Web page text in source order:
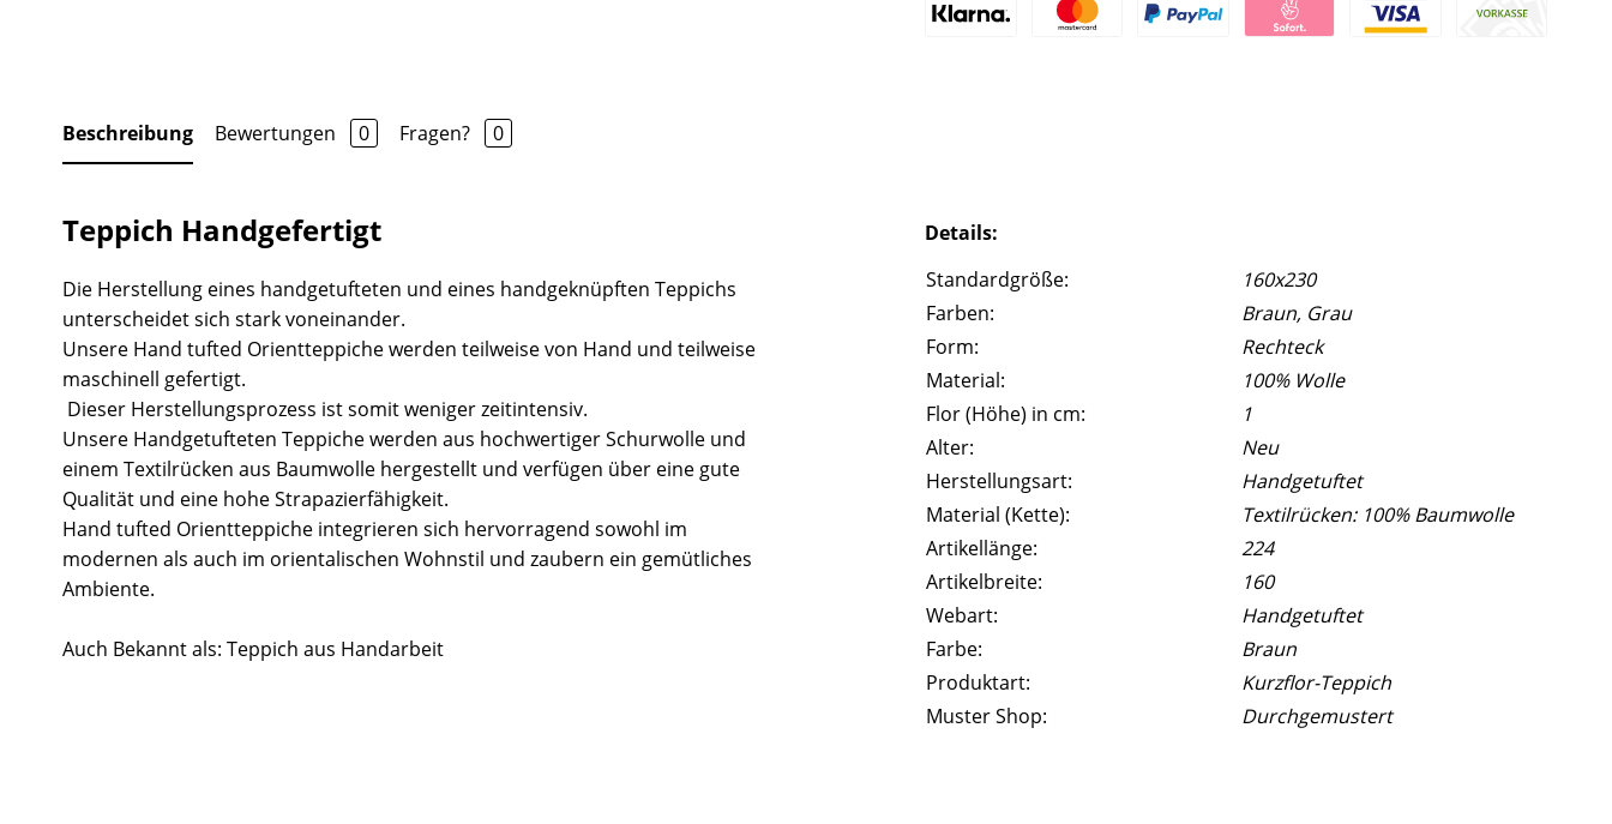
Beschreibung Bewertungen 0 Fragen? 0
Teppich Handgefertigt
Die Herstellung eines handgetufteten und eines handgeknüpften Teppichs
unterscheidet sich stark voneinander.
Unsere Hand tufted Orientteppiche werden teilweise von Hand und teilweise
maschinell gefertigt.
Dieser Herstellungsprozess ist somit weniger zeitintensiv.
Unsere Handgetufteten Teppiche werden aus hochwertiger Schurwolle und
einem Textilrücken aus Baumwolle hergestellt und verfügen über eine gute
Qualität und eine hohe Strapazierfähigkeit.
Hand tufted Orientteppiche integrieren sich hervorragend sowohl im
modernen als auch im orientalischen Wohnstil und zaubern ein gemütliches
Ambiente.
Auch Bekannt als: Teppich aus Handarbeit
Details:
Standardgröße:
160x230
Farben:
Braun, Grau
Form:
Rechteck
Material:
100% Wolle
Flor (Höhe) in cm:
1
Alter:
Neu
Herstellungsart:
Handgetuftet
Material (Kette):
Textilrücken: 100% Baumwolle
Artikellänge:
224
Artikelbreite:
160
Webart:
Handgetuftet
Farbe:
Braun
Produktart:
Kurzflor-Teppich
Muster Shop:
Durchgemustert